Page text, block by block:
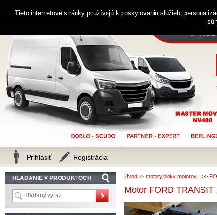
Úvod >> motory,bloky motorov... >>
Motor FORD
HĽADANIE V PRODUKTOCH
Zákaznícka linka 0914 238 482
Prihlásiť Registrácia
Tieto internetové stránky používajú k poskytovaniu služieb,